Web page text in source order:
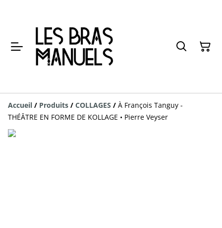
Accueil / Produits / COLLAGES / À François Tanguy -
THÉÂTRE EN FORME DE KOLLAGE • Pierre Veyser